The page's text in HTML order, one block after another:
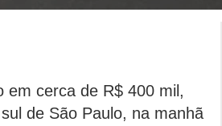
em cerca de R$ 400 mil,
de São Paulo, na manhã